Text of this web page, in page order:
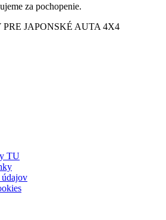
za pochopenie.
PRE JAPONSKÉ AUTA 4X4
TU